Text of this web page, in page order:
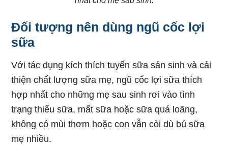
Đối tượng nên dùng ngũ cốc lợi
sữa
Với tác dụng kích thích tuyến sữa sản sinh và cải
thiện chất lượng sữa mẹ, ngũ cốc lợi sữa thích
hợp nhất cho những mẹ sau sinh rơi vào tình
trạng thiếu sữa, mất sữa hoặc sữa quá loãng,
không có mùi thơm hoặc con vẫn còi dù bú sữa
mẹ nhiều.